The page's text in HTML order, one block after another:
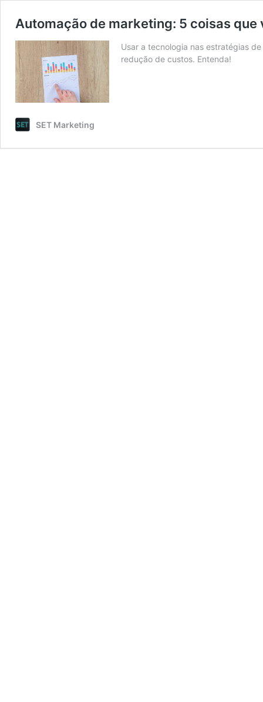
Automação de marketing: 5 coisas
Usar a tecnologia nas estratégias
redução de custos. Entenda!
SET Marketing